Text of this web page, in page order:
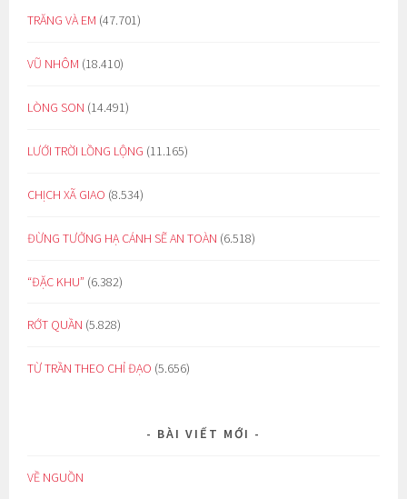
TRĂNG VÀ EM (47.701)
VŨ NHÔM (18.410)
LÒNG SON (14.491)
LƯỚI TRỜI LỒNG LỘNG (11.165)
CHỊCH XÃ GIAO (8.534)
ĐỪNG TƯỞNG HẠ CÁNH SẼ AN TOÀN (6.518)
“ĐẶC KHU” (6.382)
RỚT QUẦN (5.828)
TỪ TRẦN THEO CHỈ ĐẠO (5.656)
BÀI VIẾT MỚI
VỀ NGUỒN